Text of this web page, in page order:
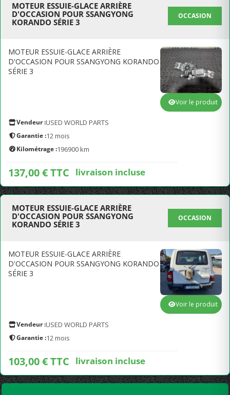
MOTEUR ESSUIE-GLACE ARRIÈRE
D'OCCASION POUR SSANGYONG
KORANDO SÉRIE 3
OCCASION
MOTEUR ESSUIE-GLACE ARRIÈRE
D'OCCASION POUR SSANGYONG KORANDO
SÉRIE 3
Vendeur :USED WORLD PARTS
Garantie :12 mois
Kilométrage :196900 km
137,00 € TTC livraison incluse
Voir le produit
MOTEUR ESSUIE-GLACE ARRIÈRE
D'OCCASION POUR SSANGYONG
KORANDO SÉRIE 3
OCCASION
MOTEUR ESSUIE-GLACE ARRIÈRE
D'OCCASION POUR SSANGYONG KORANDO
SÉRIE 3
Vendeur :USED WORLD PARTS
Garantie :12 mois
103,00 € TTC livraison incluse
Voir le produit